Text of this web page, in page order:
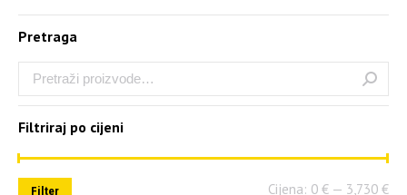
Pretraga
Filtriraj po cijeni
Filter Cijena: 0 € — 3,730 €